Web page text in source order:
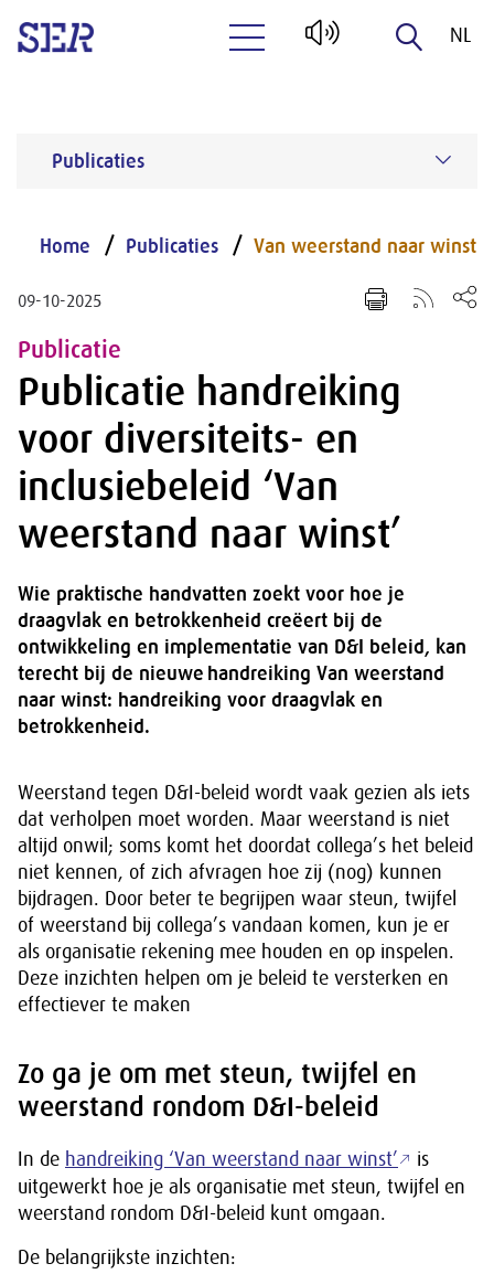
NL
Publicaties
Home Publicaties Van weerstand naar winst
09-10-2025
Publicatie
Publicatie handreiking
voor diversiteits- en
inclusiebeleid ‘Van
weerstand naar winst’
Wie praktische handvatten zoekt voor hoe je
draagvlak en betrokkenheid creëert bij de
ontwikkeling en implementatie van D&I beleid, kan
terecht bij de nieuwe handreiking Van weerstand
naar winst: handreiking voor draagvlak en
betrokkenheid.
Weerstand tegen D&I-beleid wordt vaak gezien als iets
dat verholpen moet worden. Maar weerstand is niet
altijd onwil; soms komt het doordat collega’s het beleid
niet kennen, of zich afvragen hoe zij (nog) kunnen
bijdragen. Door beter te begrijpen waar steun, twijfel
of weerstand bij collega’s vandaan komen, kun je er
als organisatie rekening mee houden en op inspelen.
Deze inzichten helpen om je beleid te versterken en
effectiever te maken
Zo ga je om met steun, twijfel en
weerstand rondom D&I-beleid
In de handreiking ‘Van weerstand naar winst’
is
uitgewerkt hoe je als organisatie met steun, twijfel en
weerstand rondom D&I-beleid kunt omgaan.
De belangrijkste inzichten: